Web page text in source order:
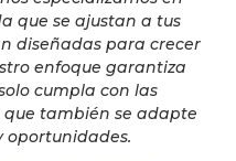
que se ajustan a tus
diseñadas para crecer
enfoque garantiza
cumpla con las
también se adapte
oportunidades.